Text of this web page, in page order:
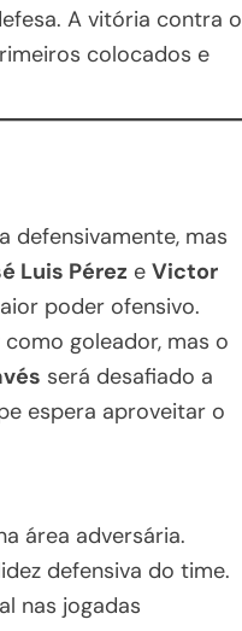
A vitória contra o
colocados e
defensivamente, mas
Luis Pérez e Victor
poder ofensivo.
goleador, mas o
será desafiado a
espera aproveitar o
área adversária.
defensiva do time.
nas jogadas